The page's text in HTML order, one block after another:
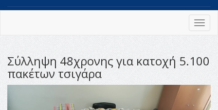
Σύλληψη 48χρονης για κατοχή 5.100
πακέτων τσιγάρα